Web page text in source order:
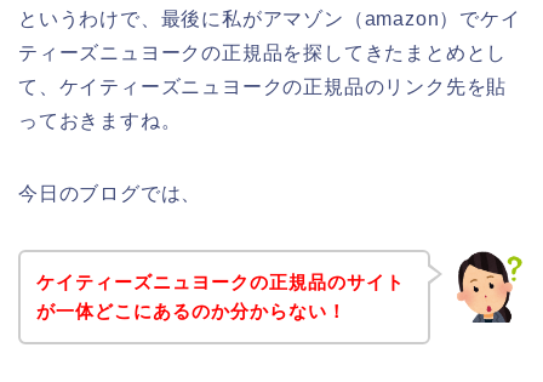
というわけで、最後に私がアマゾン（amazon）でケイ
ティーズニュヨークの正規品を探してきたまとめとし
て、ケイティーズニュヨークの正規品のリンク先を貼
っておきますね。
今日のブログでは、
ケイティーズニュヨークの正規品のサイト
が一体どこにあるのか分からない！